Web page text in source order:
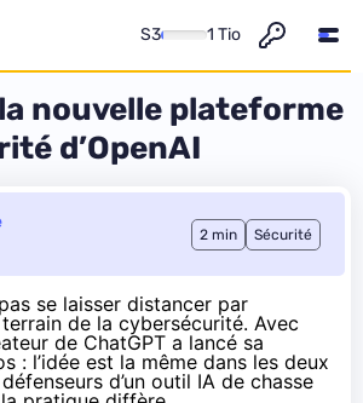
S3 1 Tio
nouvelle plateforme
d’OpenAI
2 min Sécurité
se laisser distancer par
de la cybersécurité. Avec
de ChatGPT a lancé sa
: l’idée est la même dans les deux
d’un outil IA de chasse